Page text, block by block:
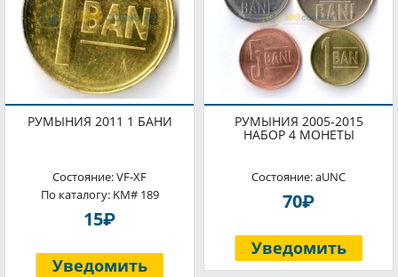
РУМЫНИЯ 2011 1 БАНИ
Состояние: VF-XF
По каталогу: KM# 189
15P
Уведомить
РУМЫНИЯ 2005-2015
НАБОР 4 МОНЕТЫ
Состояние: aUNC
70P
Уведомить